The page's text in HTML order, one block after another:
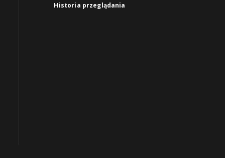
Historia przeglądania